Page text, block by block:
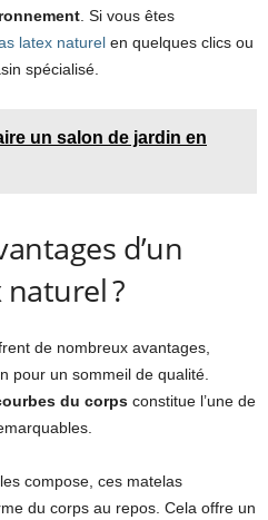
. Si vous êtes
latex naturel en quelques clics ou
spécialisé.
un salon de jardin en
d’un
?
de nombreux avantages,
pour un sommeil de qualité.
du corps constitue l’une de
compose, ces matelas
du corps au repos. Cela offre un